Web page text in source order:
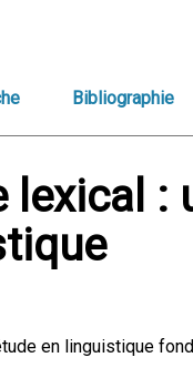
Bibliographie
lexical :
en linguistique